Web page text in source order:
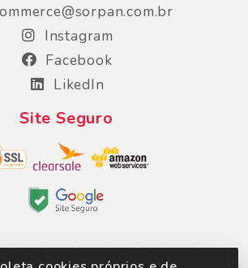
Instagram
Facebook
LikedIn
Site Seguro